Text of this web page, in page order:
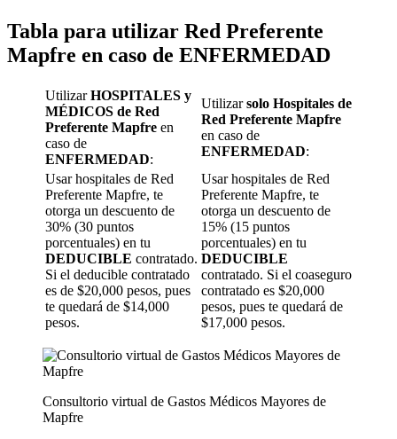
Tabla para utilizar Red Preferente
Mapfre en caso de ENFERMEDAD
UtilizarHOSPITALES y
MÉDICOS de Red
Preferente Mapfre en
caso de
ENFERMEDAD:
Utilizarsolo Hospitales de
Red Preferente Mapfre
en caso de
ENFERMEDAD:
Usar hospitales de Red
Preferente Mapfre, te
otorga un descuento de
30% (30 puntos
porcentuales) en tu
DEDUCIBLE contratado.
Si el deducible contratado
es de $20,000 pesos, pues
te quedará de $14,000
pesos.
Usar hospitales de Red
Preferente Mapfre, te
otorga un descuento de
15% (15 puntos
porcentuales) en tu
DEDUCIBLE
contratado. Si el coaseguro
contratado es $20,000
pesos, pues te quedará de
$17,000 pesos.
Consultorio virtual de Gastos Médicos Mayores de
Mapfre